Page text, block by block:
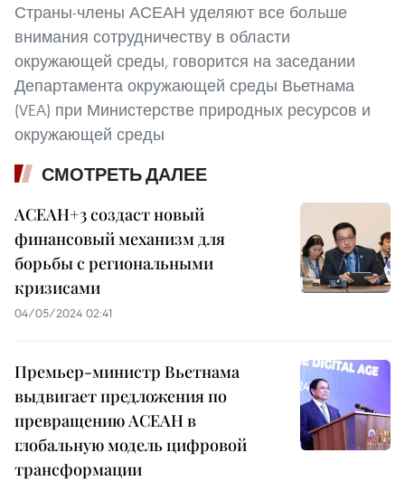
Страны-члены АСЕАН уделяют все больше
внимания сотрудничеству в области
окружающей среды, говорится на заседании
Департамента окружающей среды Вьетнама
(VEA) при Министерстве природных ресурсов и
окружающей среды
СМОТРЕТЬ ДАЛЕЕ
АСЕАН+3 создаст новый
финансовый механизм для
борьбы с региональными
кризисами
04/05/2024 02:41
Премьер-министр Вьетнама
выдвигает предложения по
превращению АСЕАН в
глобальную модель цифровой
трансформации